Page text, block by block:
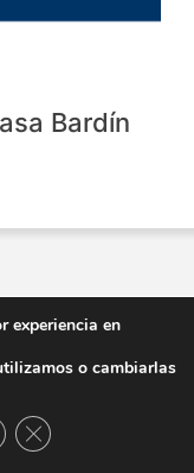
Bardín
experiencia en
o cambiarlas
Cerrar el banner de